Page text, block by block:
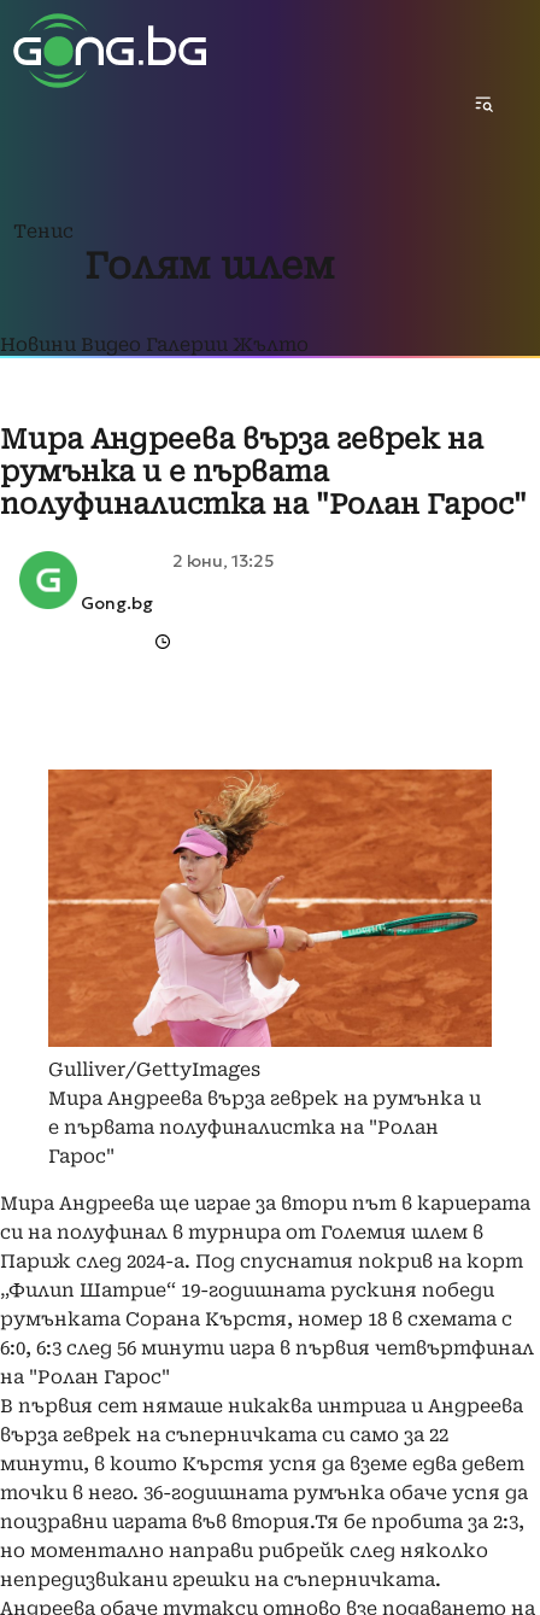
Тенис
Голям шлем
Новини Видео Галерии Жълто
Мира Андреева върза геврек на
румънка и е първата
полуфиналистка на "Ролан Гарос"
Gong.bg
2 юни, 13:25
Gulliver/GettyImages
Мира Андреева върза геврек на румънка и
е първата полуфиналистка на "Ролан
Гарос"
Мира Андреева ще играе за втори път в кариерата
си на полуфинал в турнира от Големия шлем в
Париж след 2024-а. Под спуснатия покрив на корт
„Филип Шатрие“ 19-годишната рускиня победи
румънката Сорана Кърстя, номер 18 в схемата с
6:0, 6:3 след 56 минути игра в първия четвъртфинал
на "Ролан Гарос"
В първия сет нямаше никаква интрига и Андреева
върза геврек на съперничката си само за 22
минути, в които Кърстя успя да вземе едва девет
точки в него. 36-годишната румънка обаче успя да
поизравни играта във втория.Тя бе пробита за 2:3,
но моментално направи рибрейк след няколко
непредизвикани грешки на съперничката.
Андреева обаче тутакси отново взе подаването на